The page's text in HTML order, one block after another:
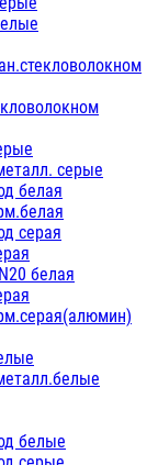
серые
белая
серая
белая
белые